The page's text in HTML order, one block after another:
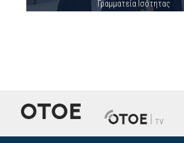
Γραμματεία Ισότητας